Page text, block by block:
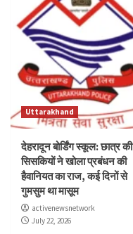
Uttarakhand
देहरादून बोर्डिंग स्कूल: छात्र की
सिसकियों ने खोला प्रबंधन की
हैवानियत का राज, कई दिनों से
गुमसुम था मासूम
activenewsnetwork
July 22, 2026